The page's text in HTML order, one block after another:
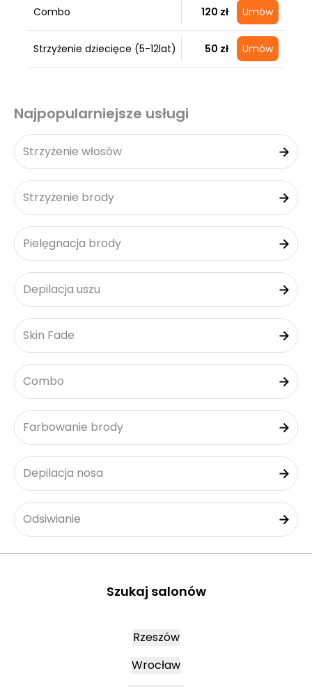
Combo 120 zł Umów
Strzyżenie dziecięce (5-12lat) 50 zł Umów
Najpopularniejsze usługi
Strzyżenie włosów
Strzyżenie brody
Pielęgnacja brody
Depilacja uszu
Skin Fade
Combo
Farbowanie brody
Depilacja nosa
Odsiwianie
Szukaj salonów
Rzeszów
Wrocław